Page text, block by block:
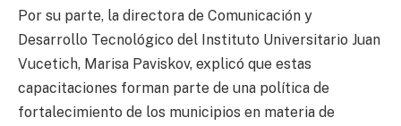
Por su parte, la directora de Comunicación y
Desarrollo Tecnológico del Instituto Universitario Juan
Vucetich, Marisa Paviskov, explicó que estas
capacitaciones forman parte de una política de
fortalecimiento de los municipios en materia de